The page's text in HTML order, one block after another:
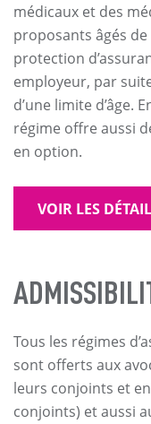
médicaux et des
proposants âgés
protection
employeur, par
d’une limite d’âge.
régime offre aussi
en option.
VOIR LES
Tous les régimes
sont offerts aux
leurs conjoints et
conjoints) et aussi